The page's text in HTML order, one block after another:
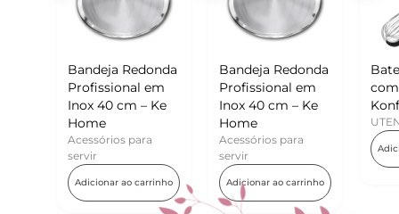
Bandeja Redonda
Profissional em
Inox 40 cm – Ke
Home
Acessórios para
servir
Adicionar ao carrinho
Batedor de Ovos
com Raspador –
Konfektt
UTENSÍLIOS
Adicionar ao carrinho